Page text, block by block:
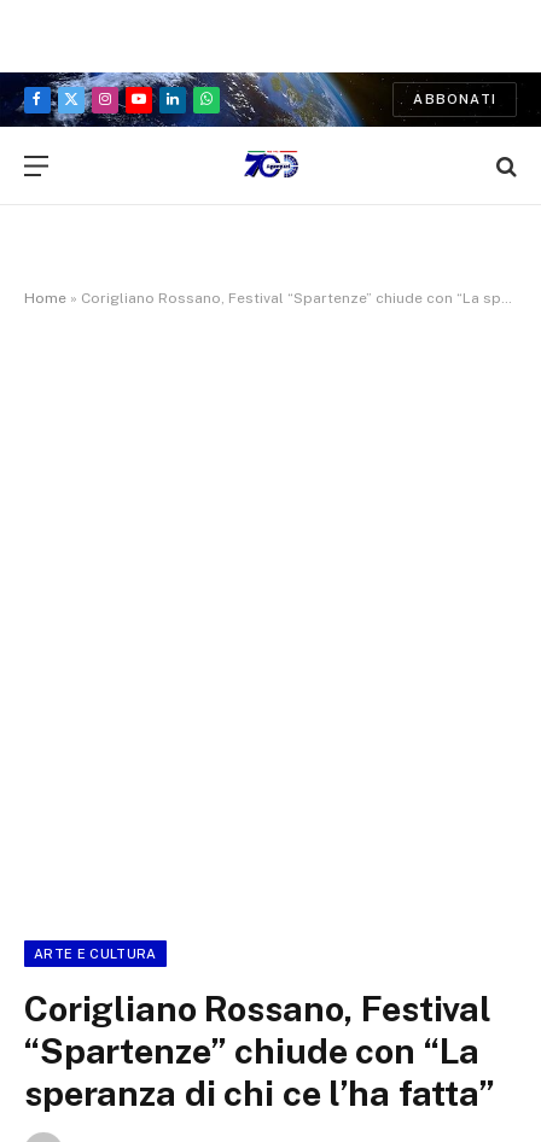
Facebook
X
Instagram
YouTubeLinkedInWhatsApp
ABBONATI
Home » Corigliano Rossano, Festival “Spartenze” chiude con “La speranza di chi ce l’ha fatta”
ARTE E CULTURA
Corigliano Rossano, Festival
“Spartenze” chiude con “La
speranza di chi ce l’ha fatta”